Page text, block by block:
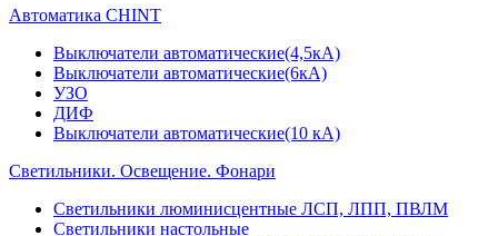
Автоматика CHINT
Выключатели автоматические(4,5кА)
Выключатели автоматические(6кА)
УЗО
ДИФ
Выключатели автоматические(10 кА)
Светильники. Освещение. Фонари
Светильники люминисцентные ЛСП, ЛПП, ПВЛМ
Светильники настольные